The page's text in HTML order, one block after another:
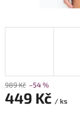
989 Kč –54 %
449 Kč / ks